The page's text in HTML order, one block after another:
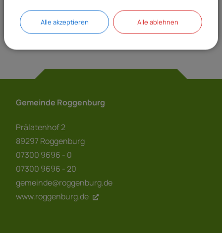
Gemeinde Roggenburg
Prälatenhof 2
89297 Roggenburg
07300 9696 - 0
07300 9696 - 20
gemeinde@roggenburg.de
www.roggenburg.de
Alle akzeptieren Alle ablehnen